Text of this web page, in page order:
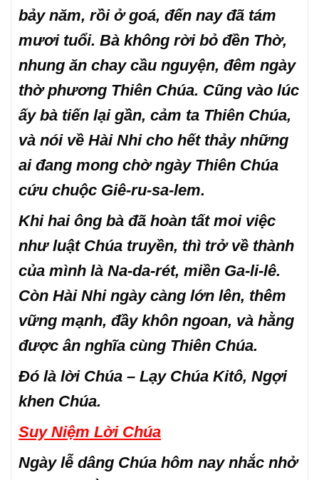
bảy năm, rồi ở goá, đến nay đã tám
mươi tuổi. Bà không rời bỏ đền Thờ,
nhung ăn chay cầu nguyện, đêm ngày
thờ phương Thiên Chúa. Cũng vào lúc
ấy bà tiến lại gần, cảm ta Thiên Chúa,
và nói về Hài Nhi cho hết thảy những
ai đang mong chờ ngày Thiên Chúa
cứu chuộc Giê-ru-sa-lem.
Khi hai ông bà đã hoàn tất moi việc
như luật Chúa truyền, thì trở về thành
của mình là Na-da-rét, miền Ga-li-lê.
Còn Hài Nhi ngày càng lớn lên, thêm
vững mạnh, đầy khôn ngoan, và hằng
được ân nghĩa cùng Thiên Chúa.
Đó là lời Chúa – Lạy Chúa Kitô, Ngợi
khen Chúa.
Suy Niệm Lời Chúa
Ngày lễ dâng Chúa hôm nay nhắc nhở